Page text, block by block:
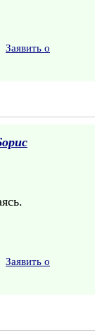
Заявить о
Заявить о